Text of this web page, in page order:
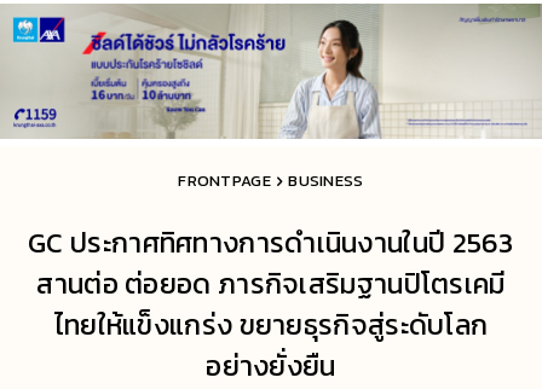
FRONTPAGE BUSINESS
GC ประกาศทิศทางการดำเนินงานในปี 2563
สานต่อ ต่อยอด ภารกิจเสริมฐานปิโตรเคมี
ไทยให้แข็งแกร่ง ขยายธุรกิจสู่ระดับโลก
อย่างยั่งยืน